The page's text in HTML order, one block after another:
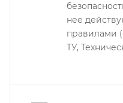
нее
правилами
ТУ,